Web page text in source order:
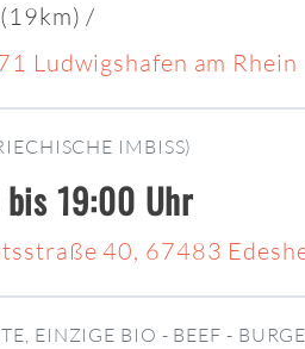
(19km)/
Ludwigshafen am Rhein
IMBISS)
19:00 Uhr
40, 67483
EINZIGE BIO - BEEF -